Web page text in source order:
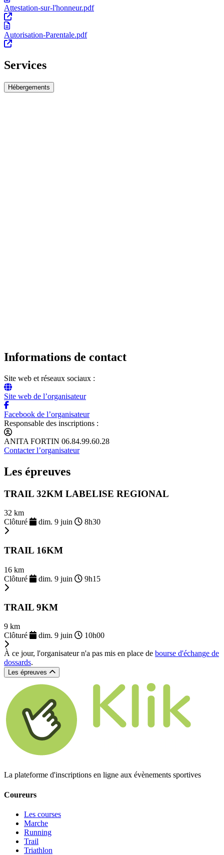
Attestation-sur-l'honneur.pdf
Autorisation-Parentale.pdf
Services
Hébergements
Informations de contact
Site web et réseaux sociaux :
Site web de l’organisateur
Facebook de l’organisateur
Responsable des inscriptions :
ANITA FORTIN 06.84.99.60.28
Contacter l’organisateur
Les épreuves
TRAIL 32KM LABELISE REGIONAL
32 km
Clôturé
dim. 9 juin 8h30
TRAIL 16KM
16 km
Clôturé
dim. 9 juin 9h15
TRAIL 9KM
9 km
Clôturé
dim. 9 juin 10h00
À ce jour, l'organisateur n'a pas mis en place de bourse d'échange de
dossards.
Les épreuves
La plateforme d'inscriptions en ligne aux évènements sportives
Coureurs
Les courses
Marche
Running
Trail
Triathlon